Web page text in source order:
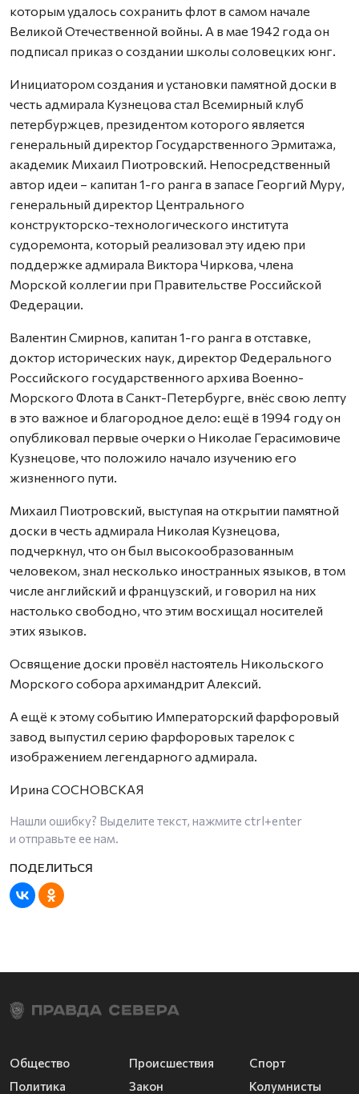
которым удалось сохранить флот в самом начале
Великой Отечественной войны. А в мае 1942 года он
подписал приказ о создании школы соловецких юнг.
Инициатором создания и установки памятной доски в
честь адмирала Кузнецова стал Всемирный клуб
петербуржцев, президентом которого является
генеральный директор Государственного Эрмитажа,
академик Михаил Пиотровский. Непосредственный
автор идеи – капитан 1-го ранга в запасе Георгий Муру,
генеральный директор Центрального
конструкторско-технологического института
судоремонта, который реализовал эту идею при
поддержке адмирала Виктора Чиркова, члена
Морской коллегии при Правительстве Российской
Федерации.
Валентин Смирнов, капитан 1-го ранга в отставке,
доктор исторических наук, директор Федерального
Российского государственного архива Военно-
Морского Флота в Санкт-Петербурге, внёс свою лепту
в это важное и благородное дело: ещё в 1994 году он
опубликовал первые очерки о Николае Герасимовиче
Кузнецове, что положило начало изучению его
жизненного пути.
Михаил Пиотровский, выступая на открытии памятной
доски в честь адмирала Николая Кузнецова,
подчеркнул, что он был высокообразованным
человеком, знал несколько иностранных языков, в том
числе английский и французский, и говорил на них
настолько свободно, что этим восхищал носителей
этих языков.
Освящение доски провёл настоятель Никольского
Морского собора архимандрит Алексий.
А ещё к этому событию Императорский фарфоровый
завод выпустил серию фарфоровых тарелок с
изображением легендарного адмирала.
Ирина СОСНОВСКАЯ
Нашли ошибку? Выделите текст, нажмите ctrl+enter
и отправьте ее нам.
Общество
Политика
Происшествия
Закон
Спорт
Колумнисты